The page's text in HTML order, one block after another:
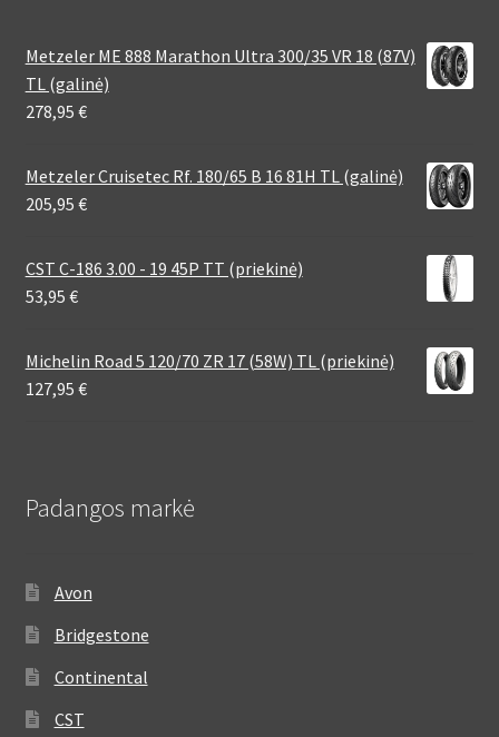
Metzeler ME 888 Marathon Ultra 300/35 VR 18 (87V)
TL (galinė)
278,95 €
Metzeler Cruisetec Rf. 180/65 B 16 81H TL (galinė)
205,95 €
CST C-186 3.00 - 19 45P TT (priekinė)
53,95 €
Michelin Road 5 120/70 ZR 17 (58W) TL (priekinė)
127,95 €
Padangos markė
Avon
Bridgestone
Continental
CST